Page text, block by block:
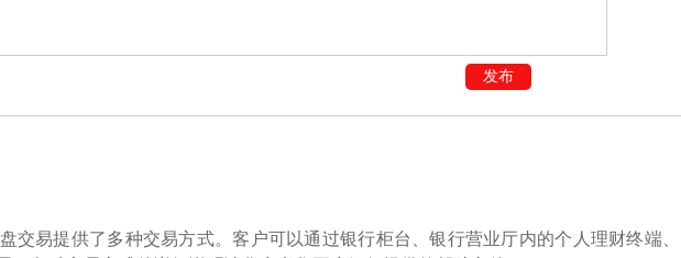
发布
交易提供了多种交易方式。客户可以通过银行柜台、银行营业厅内的个人理财终端、